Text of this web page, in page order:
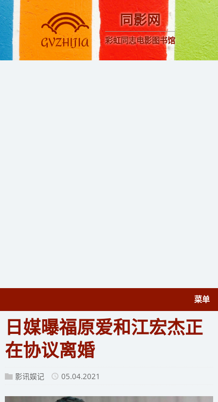
同影网
彩虹同志电影图书馆
菜单
日媒曝福原爱和江宏杰正
在协议离婚
影讯娱记 05.04.2021